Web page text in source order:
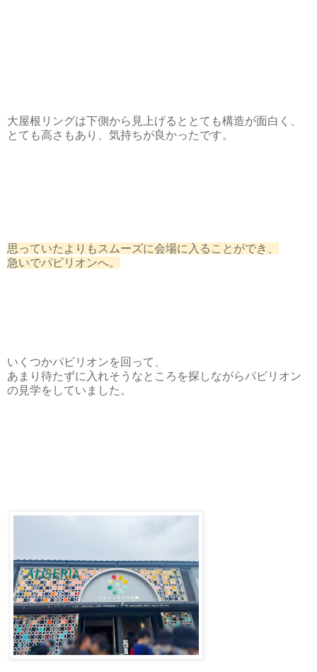
大屋根リングは下側から見上げるととても構造が面白く、
とても高さもあり、気持ちが良かったです。
思っていたよりもスムーズに会場に入ることができ、
急いでパビリオンへ。
いくつかパビリオンを回って、
あまり待たずに入れそうなところを探しながらパビリオン
の見学をしていました。